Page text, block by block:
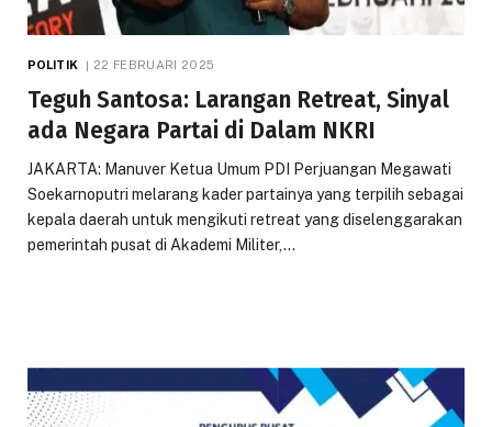
POLITIK 22 FEBRUARI 2025
Teguh Santosa: Larangan Retreat, Sinyal
ada Negara Partai di Dalam NKRI
JAKARTA: Manuver Ketua Umum PDI Perjuangan Megawati
Soekarnoputri melarang kader partainya yang terpilih sebagai
kepala daerah untuk mengikuti retreat yang diselenggarakan
pemerintah pusat di Akademi Militer,…